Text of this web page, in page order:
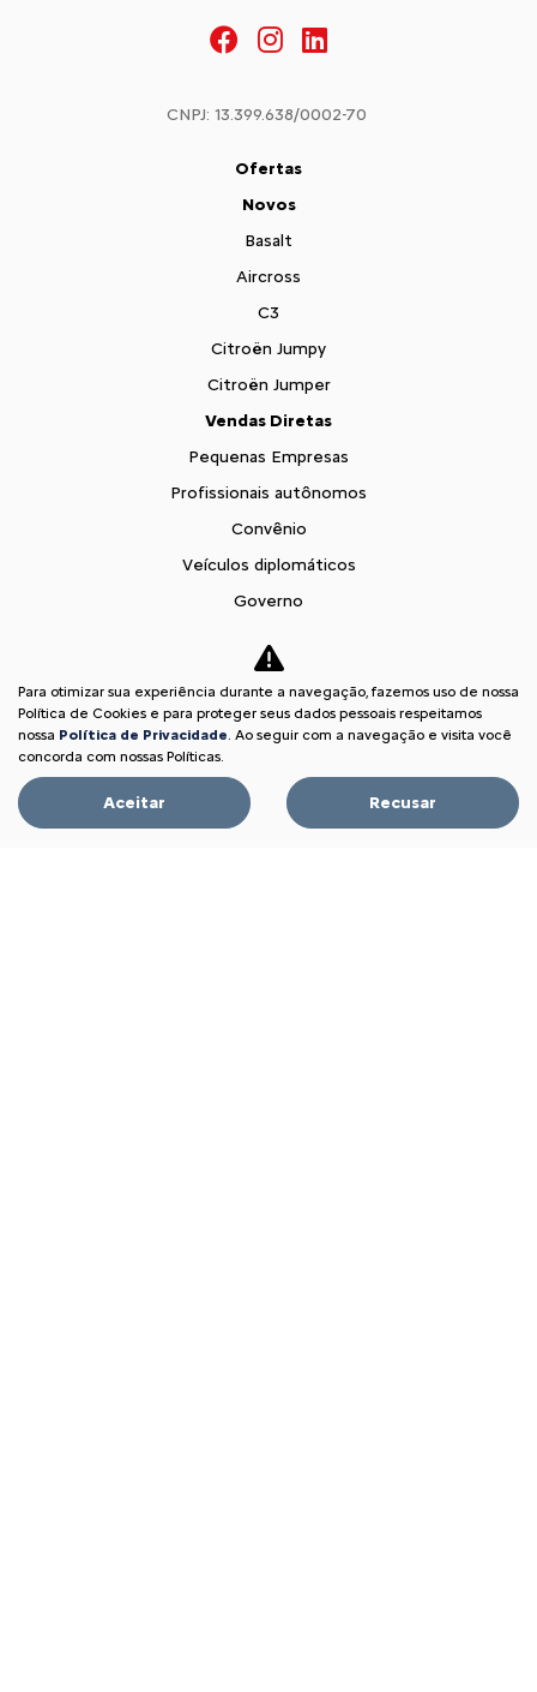
CNPJ: 13.399.638/0002-70
Ofertas
Novos
Basalt
Aircross
C3
Citroën Jumpy
Citroën Jumper
Vendas Diretas
Pequenas Empresas
Profissionais autônomos
Convênio
Veículos diplomáticos
Governo
Locadoras
Produtores Rurais
Autoescola
Taxistas e Motoristas de Aplicativo
Citroën para Todos
Para otimizar sua experiência durante a navegação, fazemos uso de nossa
Política de Cookies e para proteger seus dados pessoais respeitamos
nossa Política de Privacidade. Ao seguir com a navegação e visita você
concorda com nossas Políticas.
Aceitar Recusar